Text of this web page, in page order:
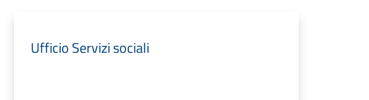
Ufficio Servizi sociali